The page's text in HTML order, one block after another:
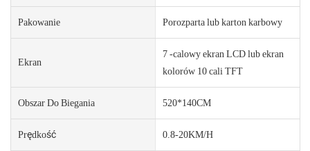
Pakowanie Porozparta lub karton karbowy
Ekran
7 -calowy ekran LCD lub ekran
kolorów 10 cali TFT
Obszar Do Biegania 520*140CM
Prędkość 0.8-20KM/H